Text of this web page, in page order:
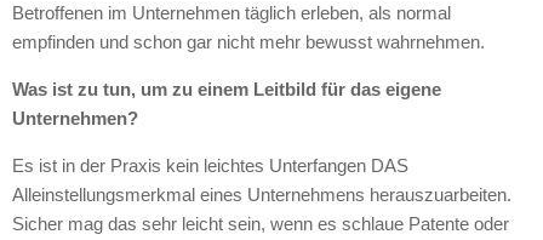
Betroffenen im Unternehmen täglich erleben, als normal
empfinden und schon gar nicht mehr bewusst wahrnehmen.
Was ist zu tun, um zu einem Leitbild für das eigene
Unternehmen?
Es ist in der Praxis kein leichtes Unterfangen DAS
Alleinstellungsmerkmal eines Unternehmens herauszuarbeiten.
Sicher mag das sehr leicht sein, wenn es schlaue Patente oder